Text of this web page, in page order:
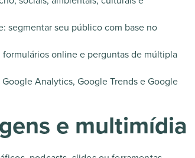
segmentar seu público com base no
online e perguntas de múltipla
Analytics, Google Trends e Google
e multimídia